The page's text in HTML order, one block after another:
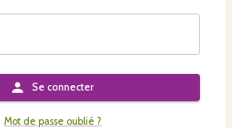
Se connecter
Mot de passe oublié ?